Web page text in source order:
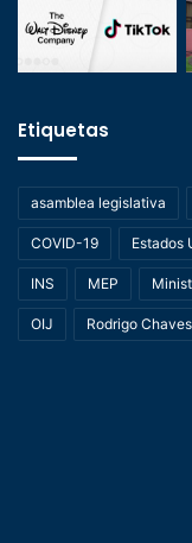
Etiquetas
asamblea legislativa
COVID-19 Estados
INS MEP
OIJ Rodrigo